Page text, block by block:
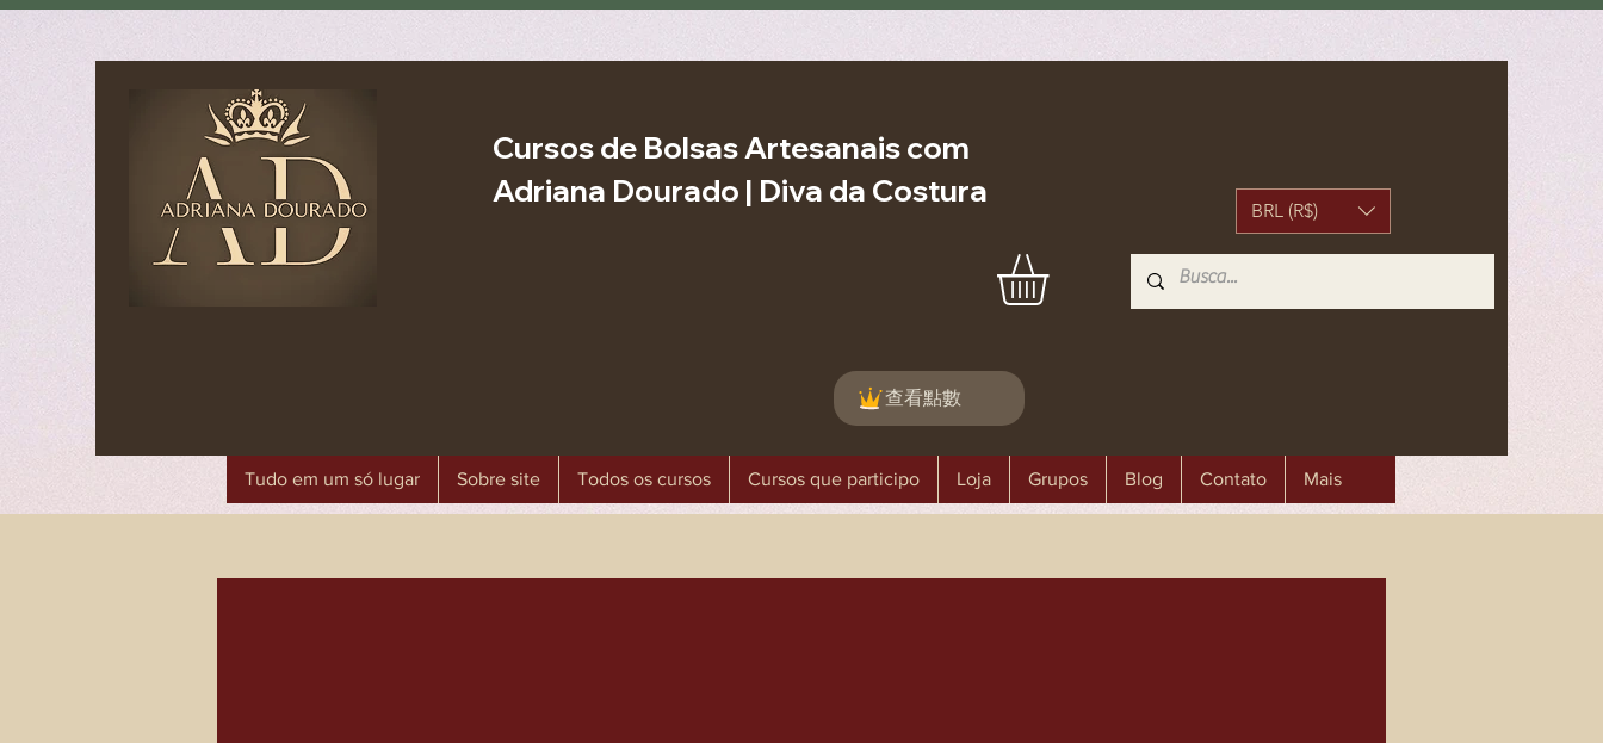
Cursos de Bolsas Artesanais com
Adriana Dourado | Diva da Costura
BRL (R$)
查看點數
Tudo em um só lugar Sobre site Todos os cursos Cursos que participo Loja Grupos Blog Contato Mais